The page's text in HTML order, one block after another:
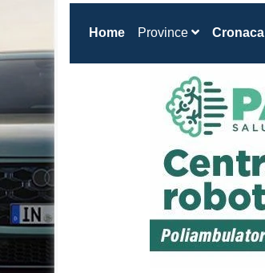
Home(current)
Province Cronaca